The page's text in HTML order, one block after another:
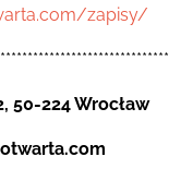
zapisy/
50-224 Wrocław